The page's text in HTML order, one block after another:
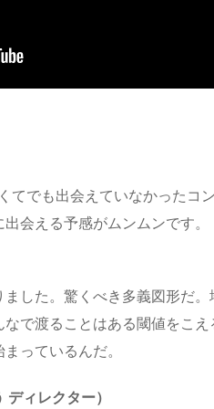
てでも出会えていなかったコ
会える予感がムンムンです。
した。驚くべき多義図形だ
で渡ることはある閾値をこ
っているんだ。
ィレクター）